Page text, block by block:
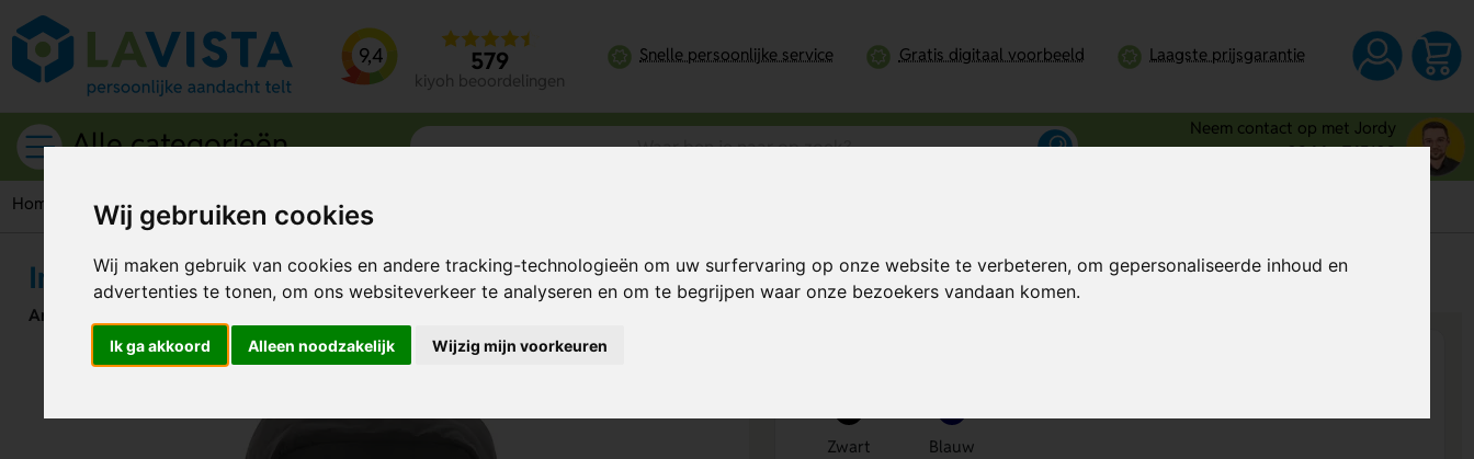
Wij gebruiken cookies
Wij maken gebruik van cookies en andere tracking-technologieën om uw surfervaring op onze website te verbeteren, om gepersonaliseerde inhoud en
advertenties te tonen, om ons websiteverkeer te analyseren en om te begrijpen waar onze bezoekers vandaan komen.
Ik ga akkoord Alleen noodzakelijk Wijzig mijn voorkeuren
9,4 579
kiyoh beoordelingen
Snelle persoonlijke service Gratis digitaal voorbeeld Laagste prijsgarantie
Alle categorieën
Neem contact op met Jordy
0344 - 745109
Home Rugzakken Anti-diefstal rugzakken
Impact AWARE™ RPET anti-diefstal rugzak
Artikelnummer:
Bereken mijn prijs Al vanaf€ 23,64 per stuk (excl. BTW)
Zwart Blauw